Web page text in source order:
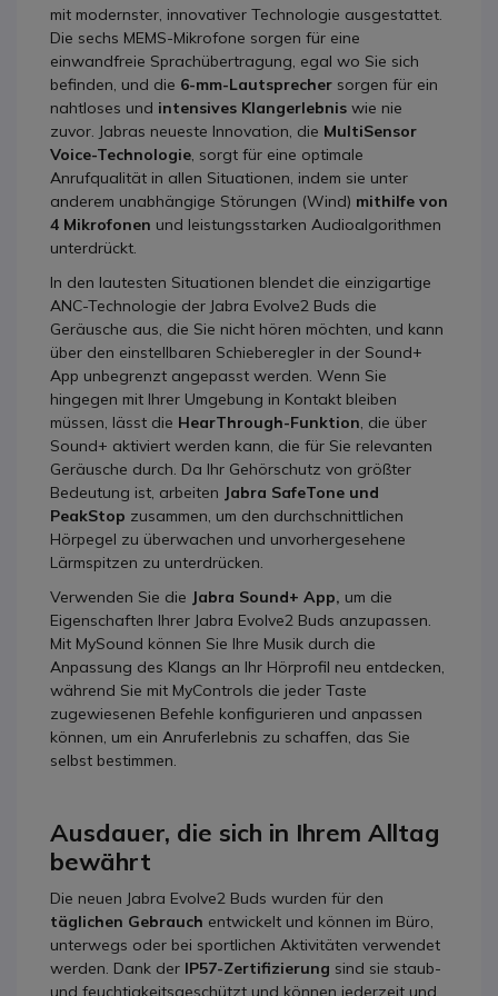
mit modernster, innovativer Technologie ausgestattet.
Die sechs MEMS-Mikrofone sorgen für eine
einwandfreie Sprachübertragung, egal wo Sie sich
befinden, und die 6-mm-Lautsprecher sorgen für ein
nahtloses und intensives Klangerlebnis wie nie
zuvor. Jabras neueste Innovation, die MultiSensor
Voice-Technologie , sorgt für eine optimale
Anrufqualität in allen Situationen, indem sie unter
anderem unabhängige Störungen (Wind) mithilfe von
4 Mikrofonen und leistungsstarken Audioalgorithmen
unterdrückt.
In den lautesten Situationen blendet die einzigartige
ANC-Technologie der Jabra Evolve2 Buds die
Geräusche aus, die Sie nicht hören möchten, und kann
über den einstellbaren Schieberegler in der Sound+
App unbegrenzt angepasst werden. Wenn Sie
hingegen mit Ihrer Umgebung in Kontakt bleiben
müssen, lässt die HearThrough-Funktion , die über
Sound+ aktiviert werden kann, die für Sie relevanten
Geräusche durch. Da Ihr Gehörschutz von größter
Bedeutung ist, arbeiten Jabra SafeTone und
PeakStop zusammen, um den durchschnittlichen
Hörpegel zu überwachen und unvorhergesehene
Lärmspitzen zu unterdrücken.
Verwenden Sie die Jabra Sound+ App, um die
Eigenschaften Ihrer Jabra Evolve2 Buds anzupassen.
Mit MySound können Sie Ihre Musik durch die
Anpassung des Klangs an Ihr Hörprofil neu entdecken,
während Sie mit MyControls die jeder Taste
zugewiesenen Befehle konfigurieren und anpassen
können, um ein Anruferlebnis zu schaffen, das Sie
selbst bestimmen.
Ausdauer, die sich in Ihrem Alltag
bewährt
Die neuen Jabra Evolve2 Buds wurden für den
täglichen Gebrauch entwickelt und können im Büro,
unterwegs oder bei sportlichen Aktivitäten verwendet
werden. Dank der IP57-Zertifizierung sind sie staub-
und feuchtigkeitsgeschützt und können jederzeit und